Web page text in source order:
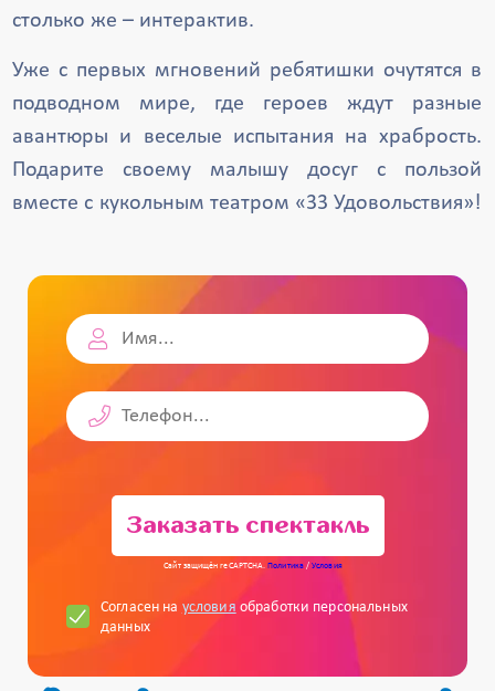
столько же – интерактив.
Уже с первых мгновений ребятишки очутятся в
подводном мире, где героев ждут разные
авантюры и веселые испытания на храбрость.
Подарите своему малышу досуг с пользой
вместе с кукольным театром «33 Удовольствия»!
Заказать спектакль
Сайт защищён reCAPTCHA. Политика/Условия
Согласен на условия обработки персональных
данных